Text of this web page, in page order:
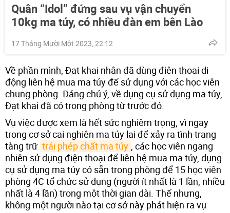
Quân “Idol” đứng sau vụ vận chuyển
10kg ma túy, có nhiều đàn em bên Lào
17 Tháng Mười Một 2023, 22:12
Về phần mình, Đạt khai nhận đã dùng điện thoại di
động liên hệ mua ma túy để sử dụng với các học viên
chung phòng. Đáng chú ý, về dụng cụ sử dụng ma túy,
Đạt khai đã có trong phòng từ trước đó.
Vụ việc được xem là hết sức nghiêm trọng, vì ngay
trong cơ sở cai nghiện ma túy lại để xảy ra tình trạng
tàng trữ trái phép chất ma túy , các học viên ngang
nhiên sử dụng điện thoại để liên hệ mua ma túy, dụng
cụ sử dụng ma túy có sẵn trong phòng để 15 học viên
phòng 4C tổ chức sử dụng (người ít nhất là 1 lần, nhiều
nhất là 4 lần) trong một thời gian dài. Thế nhưng,
không một người nào tại cơ sở này phát hiện ra vụ